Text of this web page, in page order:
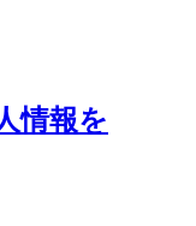
情報を